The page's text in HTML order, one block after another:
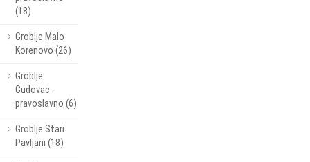
(18)
Groblje Malo
Korenovo (26)
Groblje
Gudovac -
pravoslavno (6)
Groblje Stari
Pavljani (18)